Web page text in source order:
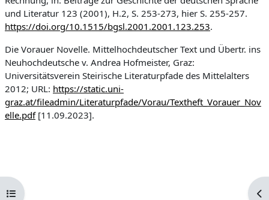
Atverti kurso rodyklę
und Literatur 123 (2001), H.2, S. 253-273, hier S. 255-257.
https://doi.org/10.1515/bgsl.2001.2001.123.253.
Die Vorauer Novelle. Mittelhochdeutscher Text und Übertr. ins
Neuhochdeutsche v. Andrea Hofmeister, Graz:
Universitätsverein Steirische Literaturpfade des Mittelalters
2012; URL: https://static.uni-
graz.at/fileadmin/Literaturpfade/Vorau/Textheft_Vorauer_Nov
elle.pdf[11.09.2023].